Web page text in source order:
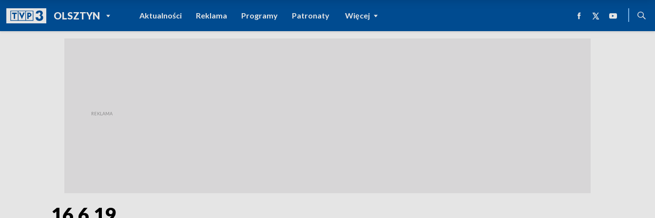
OLSZTYNPOWRÓT DO
TVP REGIONY
Aktualności Reklama Programy Patronaty Więcej